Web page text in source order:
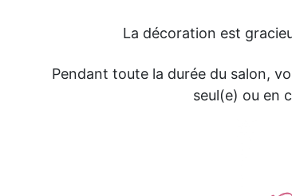
La décoration est
Pendant toute la durée du salon,
seul(e) ou en